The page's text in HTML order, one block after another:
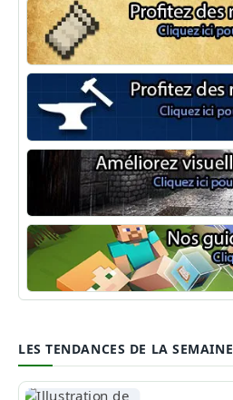
Minecraft Fabric
Minecraft Forge
Shaders Minecraft
Guide Minecraft
LES TENDANCES DE LA SEMAINE